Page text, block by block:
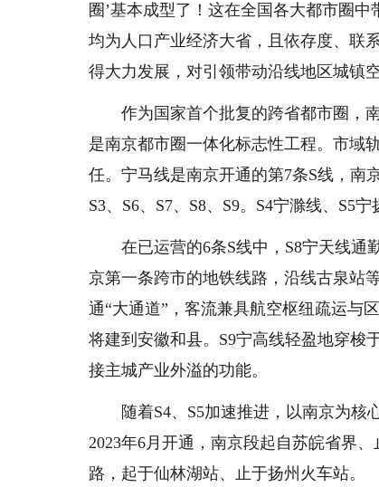
圈’基本成型了！这在全国各大都市圈
均为人口产业经济大省，且依存度、联
得大力发展，对引领带动沿线地区城镇
作为国家首个批复的跨省都市圈，南
是南京都市圈一体化标志性工程。市域
任。宁马线是南京开通的第7条S线，南
S3、S6、S7、S8、S9。S4宁滁线、S5
在已运营的6条S线中，S8宁天线通
京第一条跨市的地铁线路，沿线古泉站
通“大通道”，客流兼具航空枢纽疏运与
将建到安徽和县。S9宁高线轻盈地穿梭
接主城产业外溢的功能。
随着S4、S5加速推进，以南京为核心
2023年6月开通，南京段起自苏皖省界
路，起于仙林湖站、止于扬州火车站。